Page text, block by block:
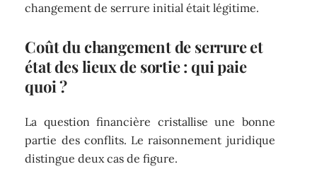
changement de serrure initial était légitime.
Coût du changement de serrure et
état des lieux de sortie : qui paie
quoi ?
La question financière cristallise une bonne
partie des conflits. Le raisonnement juridique
distingue deux cas de figure.